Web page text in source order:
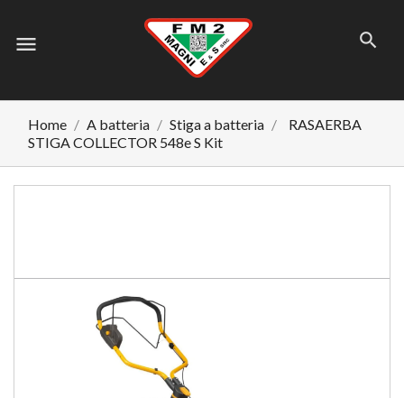
menu
Home A batteria Stiga a batteria
RASAERBA
STIGA COLLECTOR 548e S Kit